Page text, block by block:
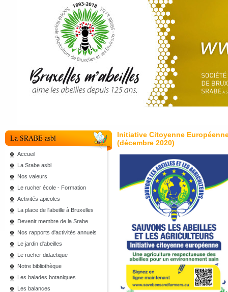
La SRABE asbl
Accueil
La Srabe asbl
Nos valeurs
Le rucher école - Formation
Activités apicoles
La place de l'abeille à Bruxelles
Devenir membre de la Srabe
Nos rapports d'activités annuels
Le jardin d'abeilles
Le rucher didactique
Notre bibliothèque
Les balades botaniques
Les balances
Initiative Citoyenne
(décembre 2020)